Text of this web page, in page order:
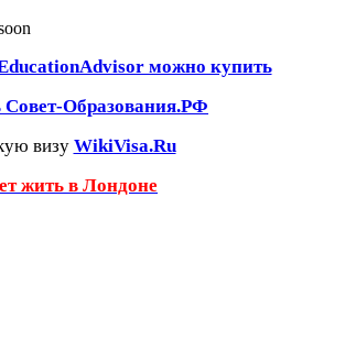
можно купить
Совет-Образования.РФ
визу WikiVisa.Ru
жить в Лондоне